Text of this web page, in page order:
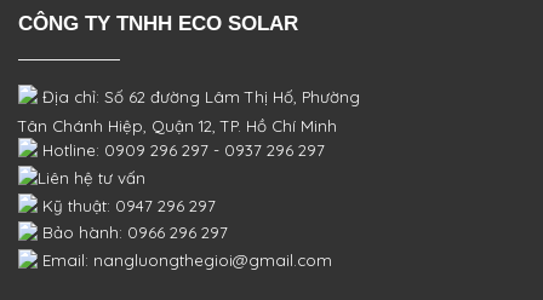
CÔNG TY TNHH ECO SOLAR
Địa chỉ: Số 62 đường Lâm Thị Hố, Phường
Tân Chánh Hiệp, Quận 12, TP. Hồ Chí Minh
Hotline: 0909 296 297 - 0937 296 297
Liên hệ tư vấn
Kỹ thuật: 0947 296 297
Bảo hành: 0966 296 297
Email: nangluongthegioi@gmail.com